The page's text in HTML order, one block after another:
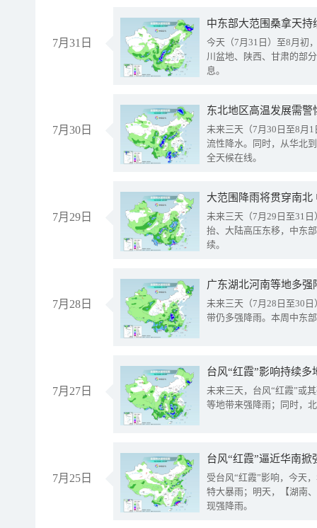
7月31日
中东部大范围桑拿天
今天（7月31日）至8月初
川盆地、陕西、甘肃的部
息。
7月30日
东北地区高温发展需
未来三天（7月30日至8月
流性降水。同时，从华北
全天候在线。
7月29日
大范围降雨将贯穿南
未来三天（7月29日至31
抬、大陆高压东移，中东
续。
7月28日
广东湖北河南等地多
未来三天（7月28日至30
带仍多强降雨。本周中东
7月27日
台风“红霞”影响持续
未来三天，台风“红霞”或
等地带来强降雨；同时，
7月25日
台风“红霞”逼近华南
受台风“红霞”影响，今天
特大暴雨；明天，【湖南
现强降雨。